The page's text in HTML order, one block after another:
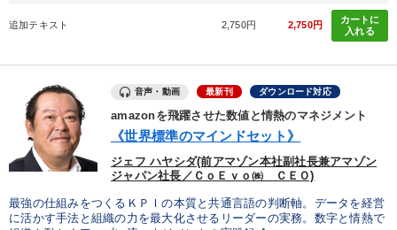
リーダーの魅力向上 パフォーマンス向上
キーワード
女性経営者 経済予測 FCビジネス 営業
モチベーション トレンド
※「更新」を押すと「カテゴリー」「目的別」「キーワード」を更新いただけます。
追加テキスト 2,750円 2,750円
カートに
入れる
音声・動画 最新刊 ダウンロード対応
amazonを飛躍させた数値と情熱のマネジメント
《世界標準のマインドセット》
ジェフ ハヤシダ(前アマゾン本社副社長兼アマゾン
ジャパン社長／ＣｏＥｖｏ㈱ ＣＥＯ)
最強の仕組みをつくるＫＰＩの本質と共通言語の判断軸。データを経営
に活かす手法と組織の力を最大化させるリーダーの実務。数字と情熱で